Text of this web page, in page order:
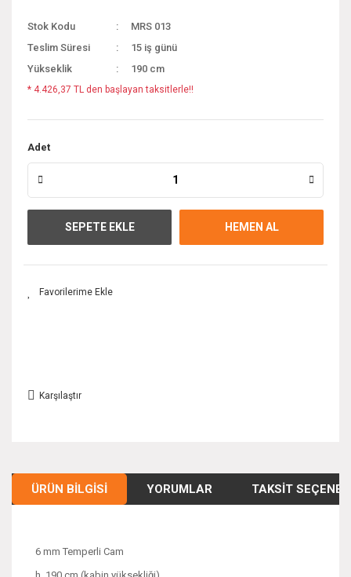
Stok Kodu
MRS 013
Teslim Süresi
15 iş günü
Yükseklik
190 cm
* 4.426,37 TL den başlayan taksitlerle!!
Adet
SEPETE EKLE HEMEN AL
Karşılaştır
ÜRÜN BILGISI YORUMLAR TAKSIT
6 mm Temperli Cam